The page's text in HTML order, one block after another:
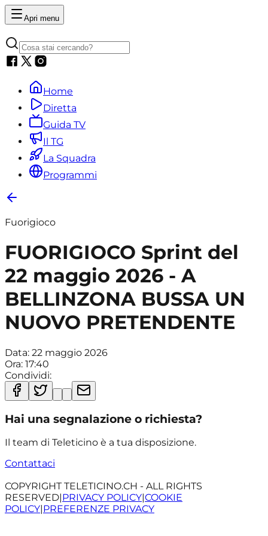
Apri menu
Home
Diretta
Guida TV
Il TG
La Squadra
Programmi
Fuorigioco
FUORIGIOCO Sprint del
22 maggio 2026 - A
BELLINZONA BUSSA UN
NUOVO PRETENDENTE
Data: 22 maggio 2026
Ora: 17:40
Condividi:
Hai una segnalazione o richiesta?
Il team di Teleticino è a tua disposizione.
Contattaci
COPYRIGHT TELETICINO.CH - ALL RIGHTS
RESERVED|PRIVACY POLICY|COOKIE
POLICY|PREFERENZE PRIVACY